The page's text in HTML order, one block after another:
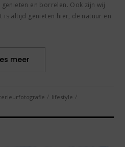
en borrelen. Ook zijn wij
is altijd genieten hier, de natuur en
meer
/ lifestyle /